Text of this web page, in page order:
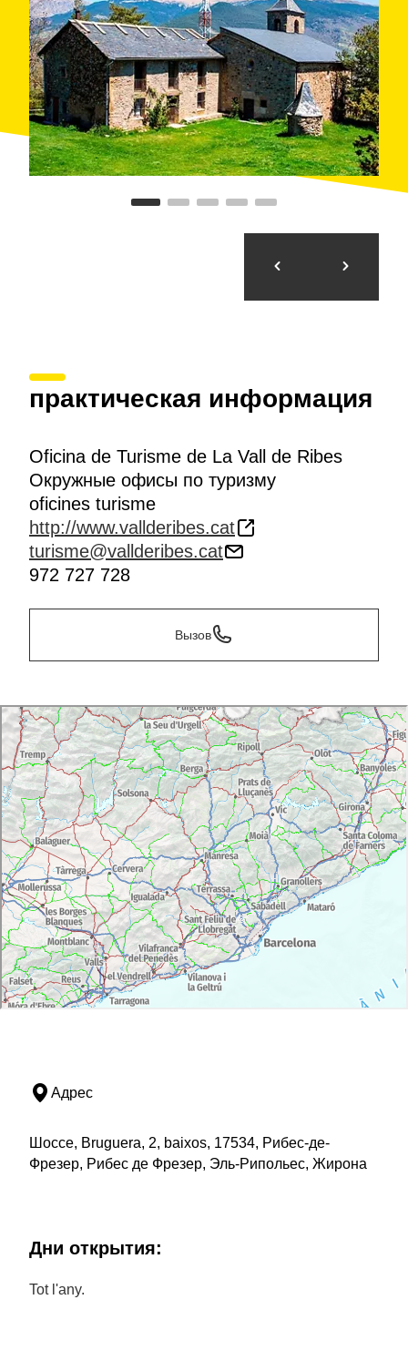
практическая информация
Oficina de Turisme de La Vall de Ribes
Окружные офисы по туризму
oficines turisme
http://www.vallderibes.cat
turisme@vallderibes.cat
972 727 728
Вызов
Адрес
Шоссе, Bruguera, 2, baixos, 17534, Рибес-де-
Фрезер, Рибес де Фрезер, Эль-Рипольес, Жирона
Дни открытия:
Tot l'any.